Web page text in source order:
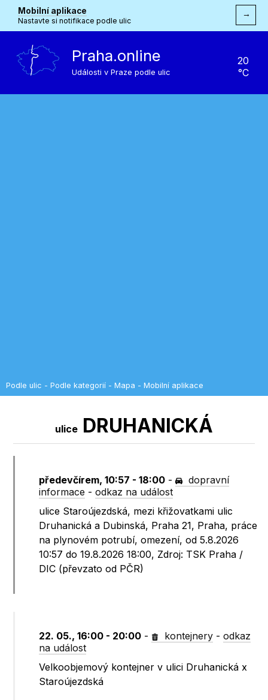
Mobilní aplikace
Nastavte si notifikace podle ulic
→
Praha.online
Události v Praze podle ulic
20
°C
Podle ulic - Podle kategorií - Mapa - Mobilní aplikace
ulice DRUHANICKÁ
předevčírem, 10:57 - 18:00 -
dopravní
informace -odkaz na událost
ulice Staroújezdská, mezi křižovatkami ulic
Druhanická a Dubinská, Praha 21, Praha, práce
na plynovém potrubí, omezení, od 5.8.2026
10:57 do 19.8.2026 18:00, Zdroj: TSK Praha /
DIC (převzato od PČR)
22. 05., 16:00 - 20:00 - kontejnery -odkaz
na událost
Velkoobjemový kontejner v ulici Druhanická x
Staroújezdská